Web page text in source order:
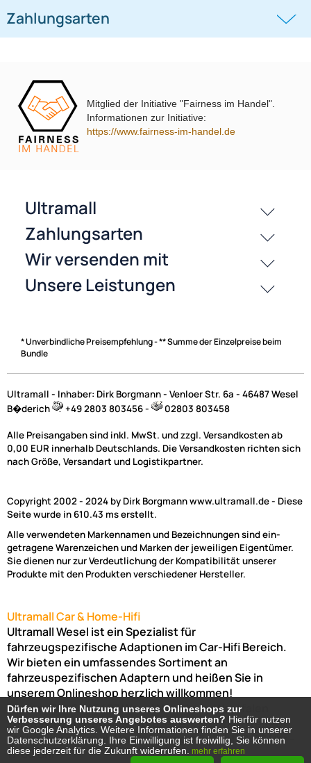
Jetzt auf Rechnung kaufen
passende Produkte
History
Mitglied der Initiative "Fairness im Handel".
Informationen zur Initiative:
https://www.fairness-im-handel.de
* Unverbindliche Preisempfehlung - ** Summe der Einzelpreise beim
Bundle
Ultramall - Inhaber: Dirk Borgmann - Venloer Str. 6a - 46487 Wesel
B�derich
+49 2803 803456 - 02803 803458
Alle Preisangaben sind inkl. MwSt. und zzgl. Versandkosten ab
0,00 EUR innerhalb Deutschlands. Die Versandkosten richten sich
nach Größe, Versandart und Logistikpartner.
Copyright 2002 - 2024 by Dirk Borgmann www.ultramall.de - Diese
Seite wurde in 610.43 ms erstellt.
Alle verwendeten Markennamen und Bezeichnungen sind ein-
getragene Warenzeichen und Marken der jeweiligen Eigentümer.
Sie dienen nur zur Verdeutlichung der Kompatibilität unserer
Produkte mit den Produkten verschiedener Hersteller.
Ultramall Car & Home-Hifi
Ultramall Wesel ist ein Spezialist für
fahrzeugspezifische Adaptionen im Car-Hifi Bereich.
Wir bieten ein umfassendes Sortiment an
fahrzeuspezifischen Adaptern und heißen Sie in
unserem Onlineshop herzlich willkommen!
Venloer Str. 6a46487 WeselNordrhein-Westfalen
Telefon:02803-803456Bürozeiten: Montag-Freitag:
(Abholung nur nach Vereinbarung möglich!)8:00 Uhr -
17:00 Uhr
Dürfen wir Ihre Nutzung unseres Onlineshops zur
Verbesserung unseres Angebotes auswerten? Hierfür nutzen
wir Google Analytics. Weitere Informationen finden Sie in unserer
Datenschutzerklärung. Ihre Einwilligung ist freiwillig, Sie können
diese jederzeit für die Zukunft widerrufen.
mehr erfahren
Dürfen wir Ihre Nutzung unseres Onlineshops zur
Verbesserung unseres Angebotes auswerten? Hierfür nutzen
wir Google Analytics. Weitere Informationen finden Sie in unserer
Datenschutzerklärung. Ihre Einwilligung ist freiwillig, Sie können
diese jederzeit für die Zukunft widerrufen.
mehr erfahren